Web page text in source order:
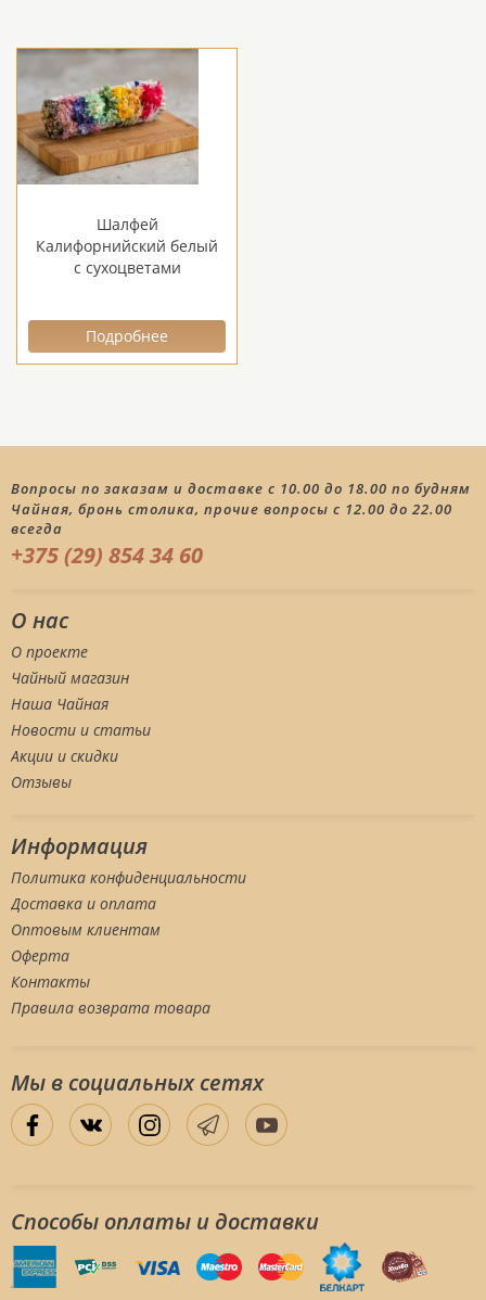
Шалфей
Калифорнийский белый
с сухоцветами
Подробнее
Вопросы по заказам и доставке с 10.00 до 18.00 по будням
Чайная, бронь столика, прочие вопросы с 12.00 до 22.00
всегда
+375 (29) 854 34 60
О нас
О проекте
Чайный магазин
Наша Чайная
Новости и статьи
Акции и скидки
Отзывы
Информация
Политика конфиденциальности
Доставка и оплата
Оптовым клиентам
Оферта
Контакты
Правила возврата товара
Мы в социальных сетяx
Способы оплаты и доставки